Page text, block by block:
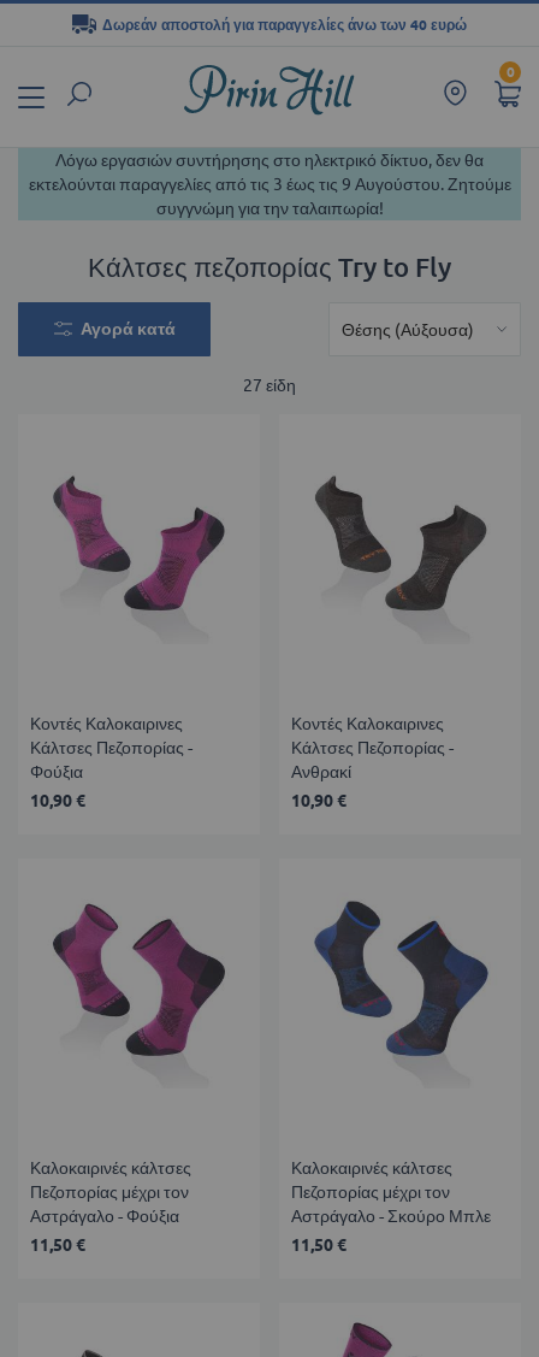
0
Δωρεάν αποστολή για παραγγελίες άνω των 40 ευρώ
περιεχόμενο
Λόγω εργασιών συντήρησης στο ηλεκτρικό δίκτυο, δεν θα
εκτελούνται παραγγελίες από τις 3 έως τις 9 Αυγούστου. Ζητούμε
συγγνώμη για την ταλαιπωρία!
Κάλτσες πεζοπορίας Try to Fly
Αγορά κατά
27 είδη
Κοντές Καλοκαιρινες
Κάλτσες Πεζοπορίας -
Φούξια
10,90 €
Κοντές Καλοκαιρινες
Κάλτσες Πεζοπορίας -
Ανθρακί
10,90 €
Καλοκαιρινές κάλτσες
Πεζοπορίας μέχρι τον
Αστράγαλο - Φούξια
11,50 €
Καλοκαιρινές κάλτσες
Πεζοπορίας μέχρι τον
Αστράγαλο - Σκούρο Μπλε
11,50 €